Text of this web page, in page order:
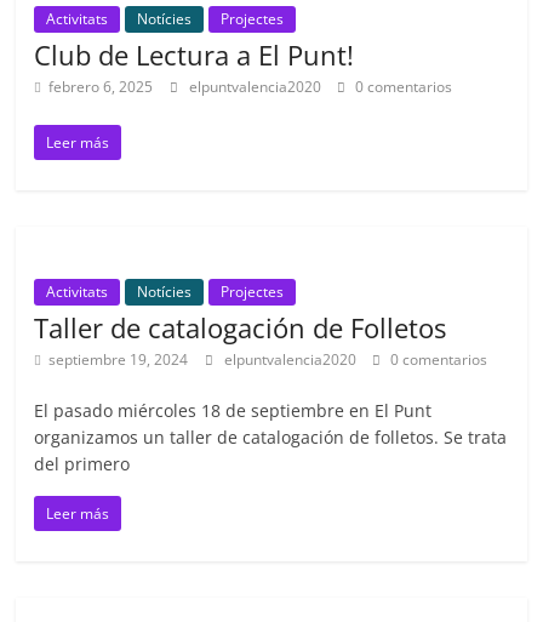
Activitats Notícies Projectes
Club de Lectura a El Punt!
febrero 6, 2025 elpuntvalencia2020 0 comentarios
Leer más
Activitats Notícies Projectes
Taller de catalogación de Folletos
septiembre 19, 2024 elpuntvalencia2020 0 comentarios
El pasado miércoles 18 de septiembre en El Punt
organizamos un taller de catalogación de folletos. Se trata
del primero
Leer más